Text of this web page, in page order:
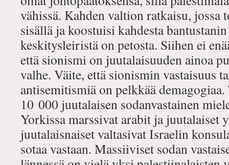
vähissä. Kahden valtion ratkaisu, jossa
sisällä ja koostuisi kahdesta
keskitysleiristä on petosta. Siihen ei
että sionismi on juutalaisuuden ainoa
valhe. Väite, että sionismin vastaisuus
antisemitismiä on pelkkää
10 000 juutalaisen sodanvastainen
Yorkissa marssivat arabit ja juutalaiset
juutalaisnaiset valtasivat Israelin
sotaa vastaan. Massiiviset sodan